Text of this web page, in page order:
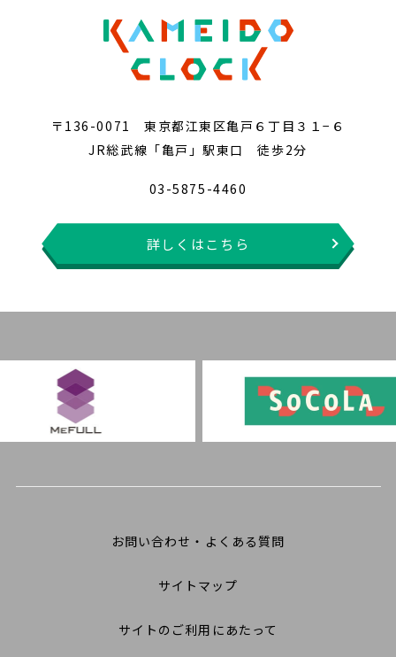
〒136-0071 東京都江東区亀戸６丁目３１−６
JR総武線「亀戸」駅東口 徒歩2分
03-5875-4460
詳しくはこちら
お問い合わせ・よくある質問
サイトマップ
サイトのご利用にあたって